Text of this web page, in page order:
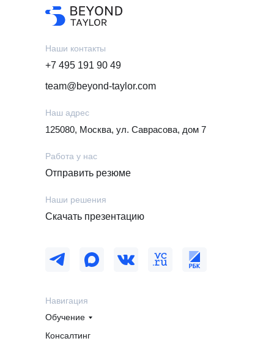
Навигация
Обучение
Консалтинг
Наши контакты
Наш адрес
Работа у нас
+7 495 191 90 49
125080, Москва, ул. Саврасова, дом 7
team@beyond-taylor.com
Отправить резюме
Наши решения
Скачать презентацию